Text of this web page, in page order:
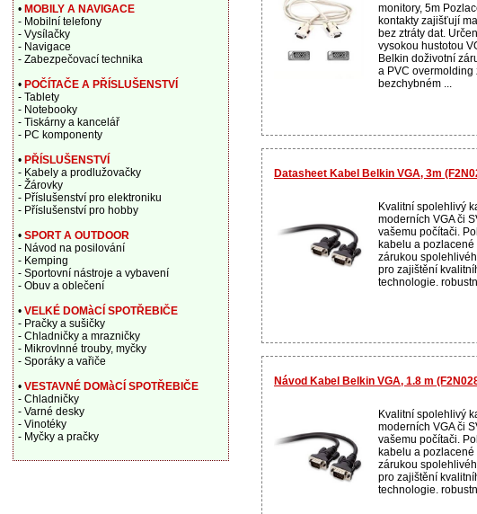
monitory, 5m
kontakty zajišťují
bez ztráty dat.
vysokou hustotou
Belkin doživotní
a PVC
bezchybném ...
Datasheet Kabel Belkin VGA, 3m
Kvalitní spolehlivý
moderních VGA či
vašemu počítači.
kabelu a pozlacené
zárukou
pro zajištění
technologie.
Návod Kabel Belkin VGA, 1.8 m
Kvalitní spolehlivý
moderních VGA či
vašemu počítači.
kabelu a pozlacené
zárukou
pro zajištění
technologie.
• MOBILY A NAVIGACE
- Mobilní telefony
- Vysílačky
- Navigace
- Zabezpečovací technika
• POČÍTAČE A PŘÍSLUŠENSTVÍ
- Tablety
- Notebooky
- Tiskárny a kancelář
- PC komponenty
• PŘÍSLUŠENSTVÍ
- Kabely a prodlužovačky
- Žárovky
- Příslušenství pro elektroniku
- Příslušenství pro hobby
• SPORT A OUTDOOR
- Návod na posilování
- Kemping
- Sportovní nástroje a vybavení
- Obuv a oblečení
• VELKÉ DOMàCÍ SPOTŘEBIČE
- Pračky a sušičky
- Chladničky a mrazničky
- Mikrovlnné trouby, myčky
- Sporáky a vařiče
• VESTAVNÉ DOMàCÍ SPOTŘEBIČE
- Chladničky
- Varné desky
- Vinotéky
- Myčky a pračky